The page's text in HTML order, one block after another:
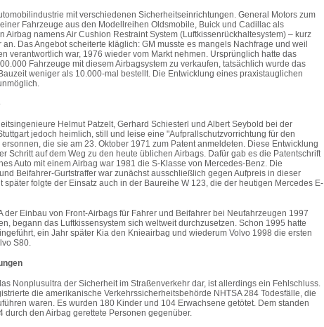
mit verschiedenen Sicherheitseinrichtungen. General Motors zum
Fahrzeuge aus den Modellreihen Oldsmobile, Buick und Cadillac als
Airbag namens Air Cushion Restraint System (Luftkissenrückhaltesystem) – kurz
Das Angebot scheiterte kläglich: GM musste es mangels Nachfrage und weil
verantwortlich war, 1976 wieder vom Markt nehmen. Ursprünglich hatte das
Fahrzeuge mit diesem Airbagsystem zu verkaufen, tatsächlich wurde das
weniger als 10.000-mal bestellt. Die Entwicklung eines praxistauglichen
Helmut Patzelt, Gerhard Schiesterl und Albert Seybold bei der
jedoch heimlich, still und leise eine "Aufprallschutzvorrichtung für den
die sie am 23. Oktober 1971 zum Patent anmeldeten. Diese Entwicklung
Schritt auf dem Weg zu den heute üblichen Airbags. Dafür gab es die Patentschrift
Auto mit einem Airbag war 1981 die S-Klasse von Mercedes-Benz. Die
Beifahrer-Gurtstraffer war zunächst ausschließlich gegen Aufpreis in dieser
später folgte der Einsatz auch in der Baureihe W 123, die der heutigen Mercedes E-
der Einbau von Front-Airbags für Fahrer und Beifahrer bei Neufahrzeugen 1997
begann das Luftkissensystem sich weltweit durchzusetzen. Schon 1995 hatte
ein Jahr später Kia den Knieairbag und wiederum Volvo 1998 die ersten
S80.
Nonplusultra der Sicherheit im Straßenverkehr dar, ist allerdings ein Fehlschluss.
die amerikanische Verkehrssicherheitsbehörde NHTSA 284 Todesfälle, die
waren. Es wurden 180 Kinder und 104 Erwachsene getötet. Dem standen
den Airbag gerettete Personen gegenüber.